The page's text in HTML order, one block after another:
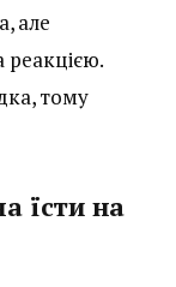
але
тому
їсти на